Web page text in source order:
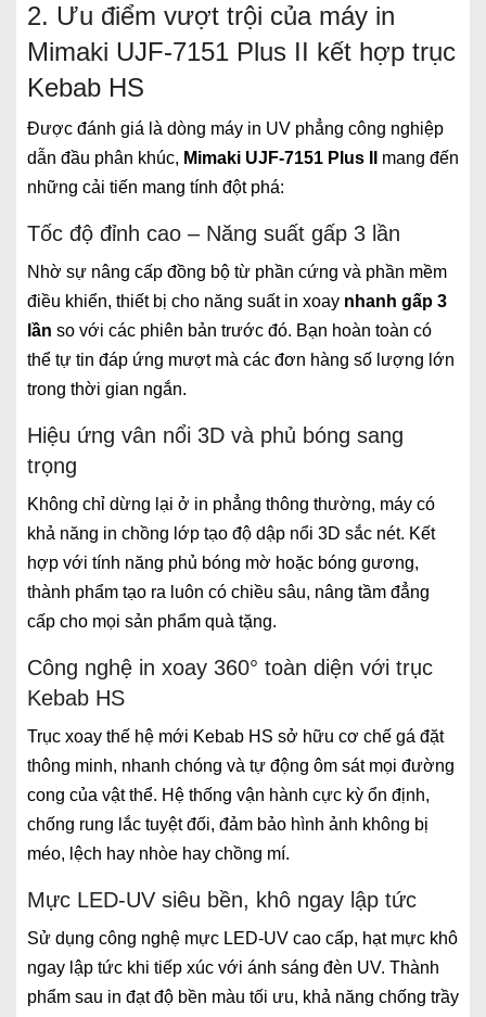
2. Ưu điểm vượt trội của máy in
Mimaki UJF-7151 Plus II kết hợp trục
Kebab HS
Được đánh giá là dòng máy in UV phẳng công nghiệp
dẫn đầu phân khúc, Mimaki UJF-7151 Plus II
mang đến
những cải tiến mang tính đột phá:
Tốc độ đỉnh cao – Năng suất gấp 3 lần
Nhờ sự nâng cấp đồng bộ từ phần cứng và phần mềm
điều khiển, thiết bị cho năng suất in xoay nhanh gấp 3
lần so với các phiên bản trước đó. Bạn hoàn toàn có
thể tự tin đáp ứng mượt mà các đơn hàng số lượng lớn
trong thời gian ngắn.
Hiệu ứng vân nổi 3D và phủ bóng sang
trọng
Không chỉ dừng lại ở in phẳng thông thường, máy có
khả năng in chồng lớp tạo độ dập nổi 3D sắc nét. Kết
hợp với tính năng phủ bóng mờ hoặc bóng gương,
thành phẩm tạo ra luôn có chiều sâu, nâng tầm đẳng
cấp cho mọi sản phẩm quà tặng.
Công nghệ in xoay 360° toàn diện với trục
Kebab HS
Trục xoay thế hệ mới Kebab HS sở hữu cơ chế gá đặt
thông minh, nhanh chóng và tự động ôm sát mọi đường
cong của vật thể. Hệ thống vận hành cực kỳ ổn định,
chống rung lắc tuyệt đối, đảm bảo hình ảnh không bị
méo, lệch hay nhòe hay chồng mí.
Mực LED-UV siêu bền, khô ngay lập tức
Sử dụng công nghệ mực LED-UV cao cấp, hạt mực khô
ngay lập tức khi tiếp xúc với ánh sáng đèn UV. Thành
phẩm sau in đạt độ bền màu tối ưu, khả năng chống trầy